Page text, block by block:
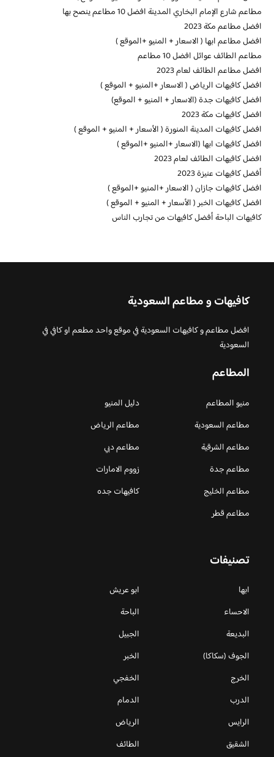
مطاعم شارع الإمام البخاري المدينة افضل 10 مطاعم ينصح بها
افضل مطاعم مكة 2023
افضل مطاعم ابها ( الاسعار + المنيو +الموقع )
مطاعم الطائف عوائل افضل 10 مطاعم
افضل مطاعم الطائف لعام 2023
افضل كافيهات الرياض ( الاسعار +المنيو + الموقع )
افضل كافيهات جدة (الاسعار + المنيو + الموقع)
افضل كافيهات مكة 2023
افضل كافيهات المدينة المنورة ( الأسعار + المنيو + الموقع )
افضل كافيهات ابها (الاسعار +المنيو +الموقع )
افضل كافيهات الطائف لعام 2023
أفضل كافيهات عنيزة 2023
افضل كافيهات جازان ( الاسعار +المنيو +الموقع )
افضل كافيهات الخبر ( الأسعار + المنيو + الموقع )
كافيهات الباحة أفضل كافيهات من تجارب الناس
كافيهات و مطاعم السعودية
افضل مطاعم و كافيهات السعودية في موقع واحد مطعم او كافي في
السعودية
المطاعم
منيو المطاعم
دليل المنيو
مطاعم السعودية
مطاعم الرياض
مطاعم الشرقية
مطاعم دبي
مطاعم جدة
زووم الامارات
مطاعم الخليج
كافيهات جده
مطاعم قطر
تصنيفات
ابها
ابو عريش
الاحساء
الباحة
البديعة
الجبيل
الجوف (سكاكا)
الخبر
الخرج
الخفجي
الدرب
الدمام
الرايس
الرياض
الشقيق
الطائف